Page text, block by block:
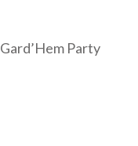
Gard’Hem Party